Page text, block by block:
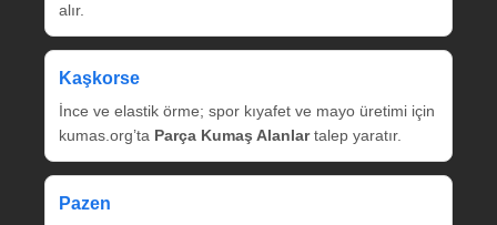
alır.
Kaşkorse
İnce ve elastik örme; spor kıyafet ve mayo üretimi için
kumas.org’ta Parça Kumaş Alanlartalep yaratır.
Pazen